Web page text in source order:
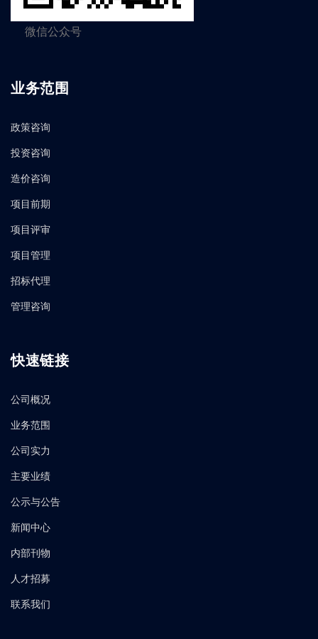
微信公众号
业务范围
政策咨询
投资咨询
造价咨询
项目前期
项目评审
项目管理
招标代理
管理咨询
快速链接
公司概况
业务范围
公司实力
主要业绩
公示与公告
新闻中心
内部刊物
人才招募
联系我们